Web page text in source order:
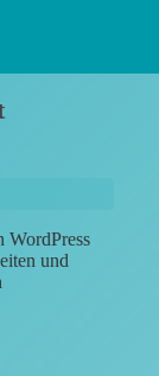
WordPress
und